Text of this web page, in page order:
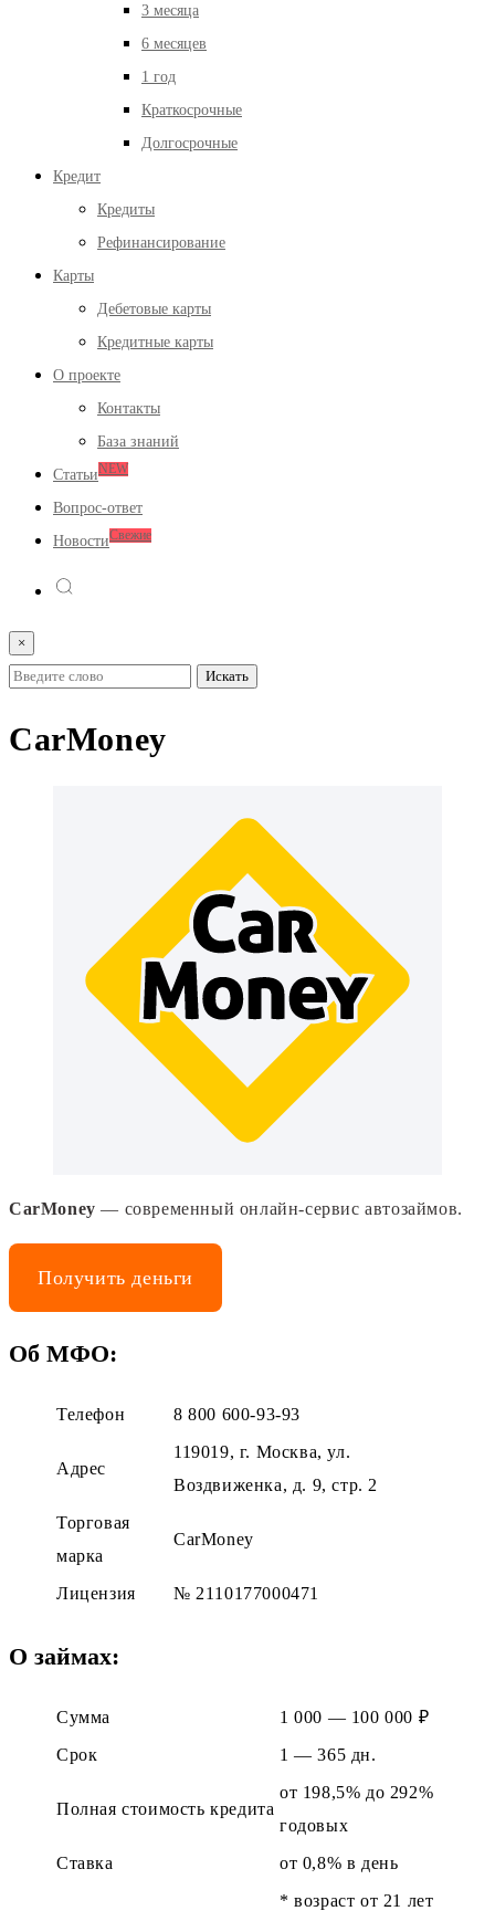
3 месяца
6 месяцев
1 год
Краткосрочные
Долгосрочные
Кредит
Кредиты
Рефинансирование
Карты
Дебетовые карты
Кредитные карты
О проекте
Контакты
База знаний
СтатьиNEW
Вопрос-ответ
НовостиСвежие
×
CarMoney
CarMoney — современный онлайн-сервис автозаймов.
Получить деньги
Об МФО:
Телефон 8 800 600-93-93
Адрес
119019, г. Москва, ул.
Воздвиженка, д. 9, стр. 2
Торговая
марка
CarMoney
Лицензия № 2110177000471
О займах:
Сумма
1 000 — 100 000 ₽
Срок
1 — 365 дн.
Полная стоимость кредита
от 198,5% до 292%
годовых
Ставка
от 0,8% в день
* возраст от 21 лет